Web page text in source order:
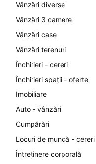
Vânzări diverse
Vânzări 3 camere
Vânzări case
Vânzări terenuri
Închirieri - cereri
Închirieri spații - oferte
Imobiliare
Auto - vânzări
Cumpărări
Locuri de muncă - cereri
Întreținere corporală